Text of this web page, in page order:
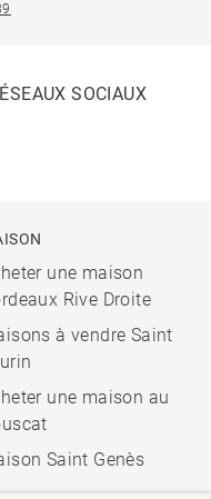
SOCIAUX
une maison
Rive Droite
à vendre Saint
une maison au
Saint Genès